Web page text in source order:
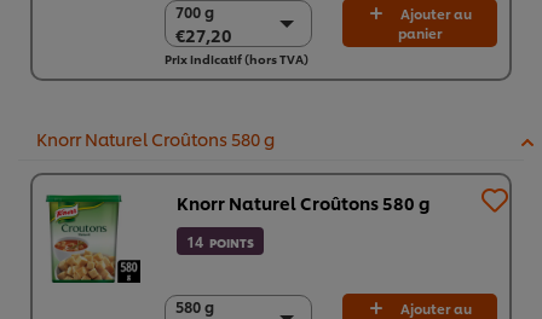
700 g
€27,20
700 g
€27,20
2 x 700 g
Ajouter au
panier
Prix indicatif (hors TVA)
Knorr Naturel Croûtons 580 g​
Knorr Naturel Croûtons 580 g​
14 POINTS
580 g
580 g
Ajouter au